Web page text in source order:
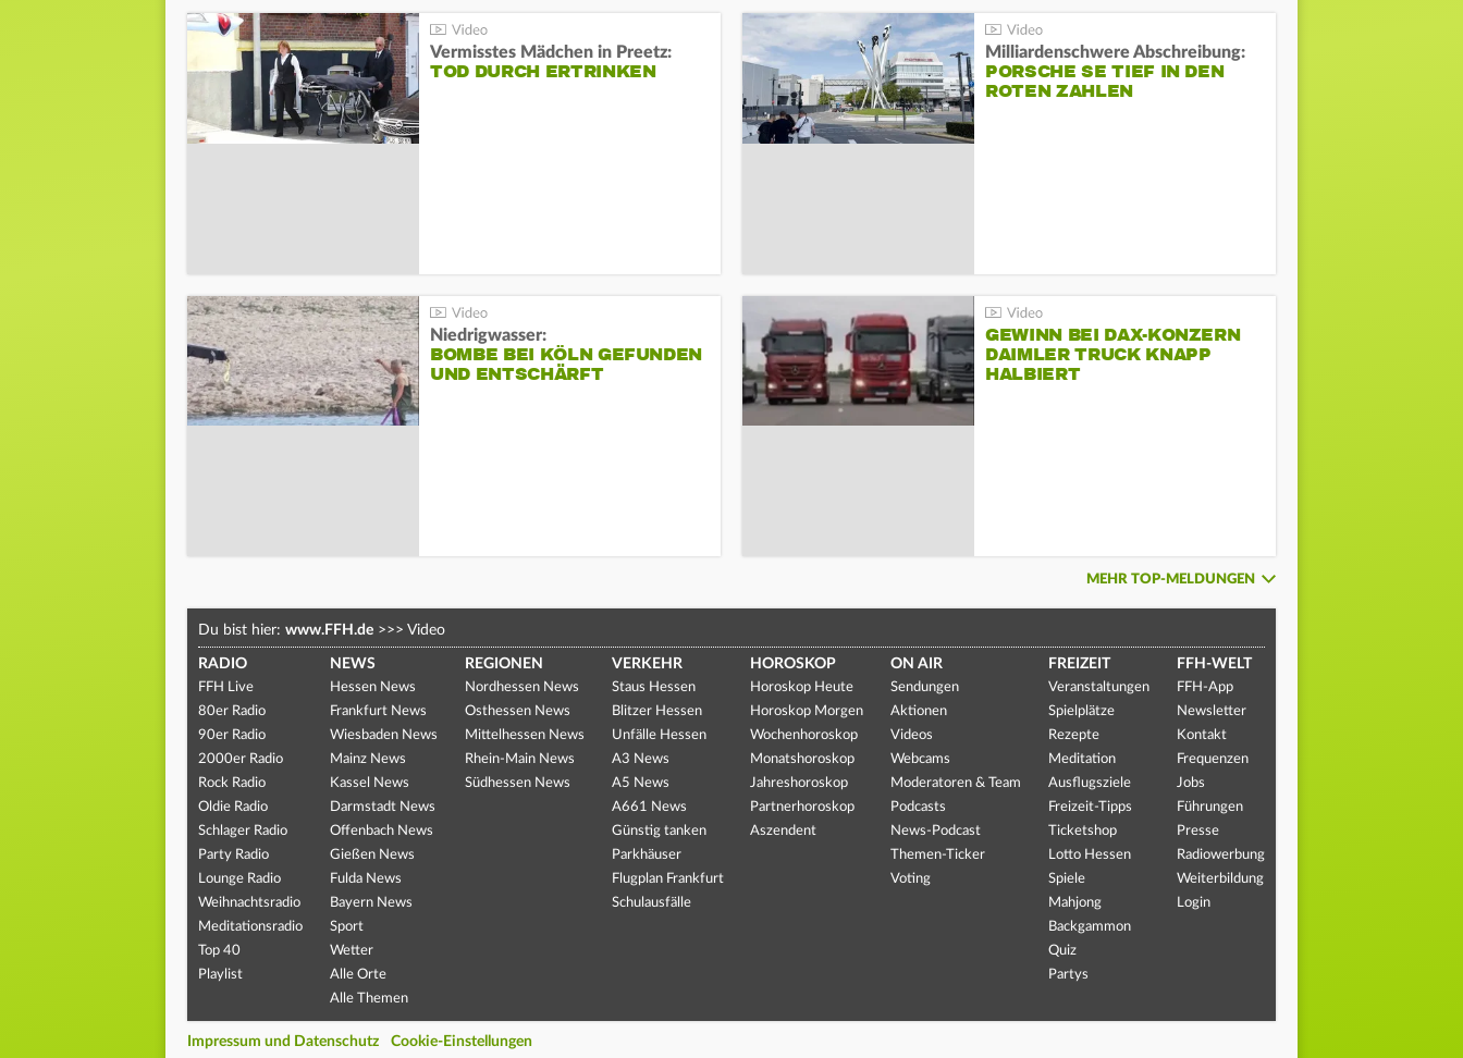
Vermisstes Mädchen in Preetz:
TOD DURCH ERTRINKEN
Milliardenschwere Abschreibung:
PORSCHE SE TIEF IN DEN
ROTEN ZAHLEN
Niedrigwasser:
BOMBE BEI KÖLN GEFUNDEN
UND ENTSCHÄRFT
GEWINN BEI DAX-KONZERN
DAIMLER TRUCK KNAPP
HALBIERT
MEHR TOP-MELDUNGEN
Du bist hier: www.FFH.de >>> Video
RADIO
FFH Live
80er Radio
90er Radio
2000er Radio
Rock Radio
Oldie Radio
Schlager Radio
Party Radio
Lounge Radio
Weihnachtsradio
Meditationsradio
Top 40
Playlist
NEWS
Hessen News
Frankfurt News
Wiesbaden News
Mainz News
Kassel News
Darmstadt News
Offenbach News
Gießen News
Fulda News
Bayern News
Sport
Wetter
Alle Orte
Alle Themen
REGIONEN
Nordhessen News
Osthessen News
Mittelhessen News
Rhein-Main News
Südhessen News
VERKEHR
Staus Hessen
Blitzer Hessen
Unfälle Hessen
A3 News
A5 News
A661 News
Günstig tanken
Parkhäuser
Flugplan Frankfurt
Schulausfälle
HOROSKOP
Horoskop Heute
Horoskop Morgen
Wochenhoroskop
Monatshoroskop
Jahreshoroskop
Partnerhoroskop
Aszendent
ON AIR
Sendungen
Aktionen
Videos
Webcams
Moderatoren & Team
Podcasts
News-Podcast
Themen-Ticker
Voting
FREIZEIT
Veranstaltungen
Spielplätze
Rezepte
Meditation
Ausflugsziele
Freizeit-Tipps
Ticketshop
Lotto Hessen
Spiele
Mahjong
Backgammon
Quiz
Partys
FFH-WELT
FFH-App
Newsletter
Kontakt
Frequenzen
Jobs
Führungen
Presse
Radiowerbung
Weiterbildung
Login
Impressum und Datenschutz Cookie-Einstellungen